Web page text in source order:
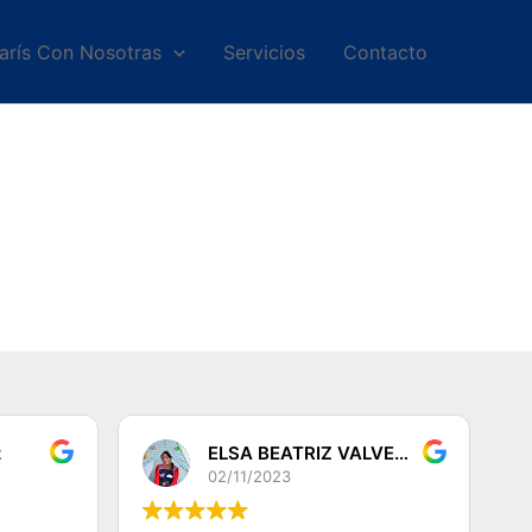
Con Nosotras Servicios Contacto
ELSA BEATRIZ VALVERDE DEZA
02/11/2023